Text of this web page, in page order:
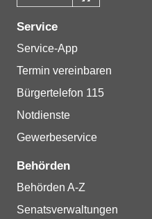
Service
Service-App
Termin vereinbaren
Bürgertelefon 115
Notdienste
Gewerbeservice
Behörden
Behörden A-Z
Senatsverwaltungen